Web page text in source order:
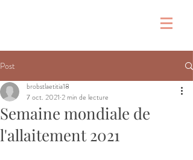
Post
Semaine mondiale de
l'allaitement 2021
brobstlaetitia18
7 oct. 2021 2 min de lecture